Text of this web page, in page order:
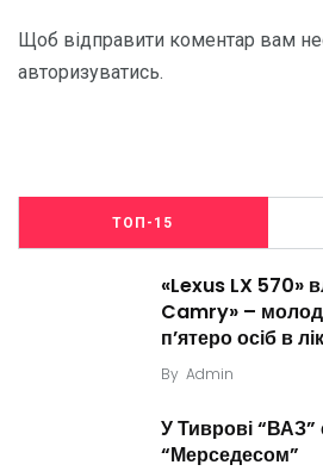
Щоб відправити коментар вам
авторизуватись.
ТОП-15
«Lexus LX 570»
Camry» –
п’ятеро осіб в
By Admin
У Тиврові “ВАЗ”
“Мерседесом”